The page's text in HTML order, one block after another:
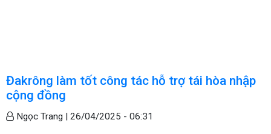
Đakrông làm tốt công tác hỗ trợ tái hòa nhập
cộng đồng
Ngọc Trang | 26/04/2025 - 06:31